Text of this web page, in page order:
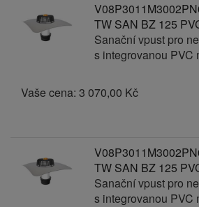
TW SAN BZ 125
Sanační vpust pro
s integrovanou PVC
Vaše cena: 3 070,00 Kč
TW SAN BZ 125
Sanační vpust pro
s integrovanou PVC